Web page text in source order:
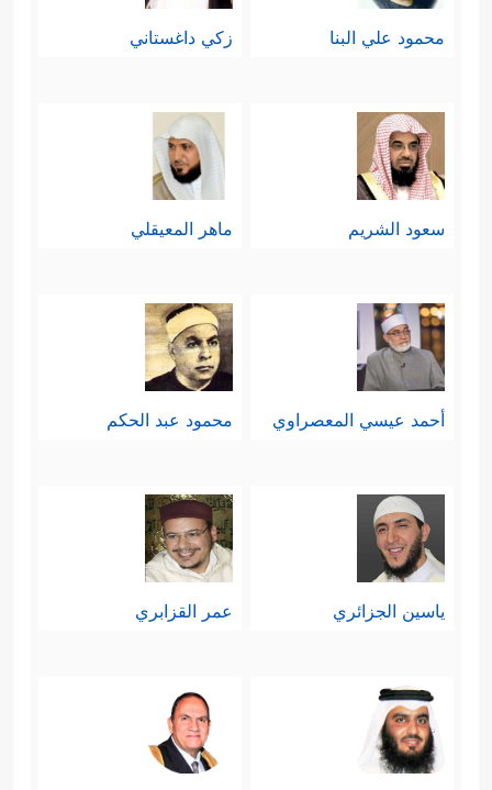
محمود علي البنا زكي داغستاني
سعود الشريم ماهر المعيقلي
أحمد عيسي المعصراوي محمود عبد الحكم
ياسين الجزائري عمر القزابري